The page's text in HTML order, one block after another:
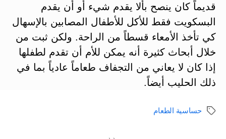
قديماً كان ينصح بألا يقدم شيء أو أن يقدم
البسكويت فقط للأكل للأطفال المصابين بالإسهال
كي تأخذ الأمعاء قسطاً من الراحة. ولكن ثبت من
خلال أبحاث كثيرة أنه يمكن للأم أن تقدم لطفلها
إذا كان لا يعاني من التجفاف طعاماً عادياً بما في
ذلك الحليب أيضاً.
الوسومحساسية الطعام